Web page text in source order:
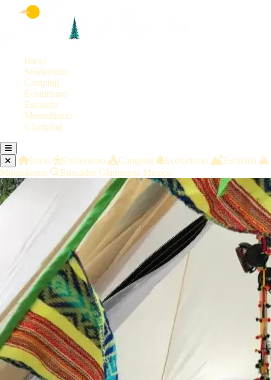
Inicio
Senderismo
Camping
Ecoturismo
Escalada
Montañismo
Glamping
Inicio Senderismo Camping Ecoturismo
Escalada
Montañismo
Buscador Glampings México